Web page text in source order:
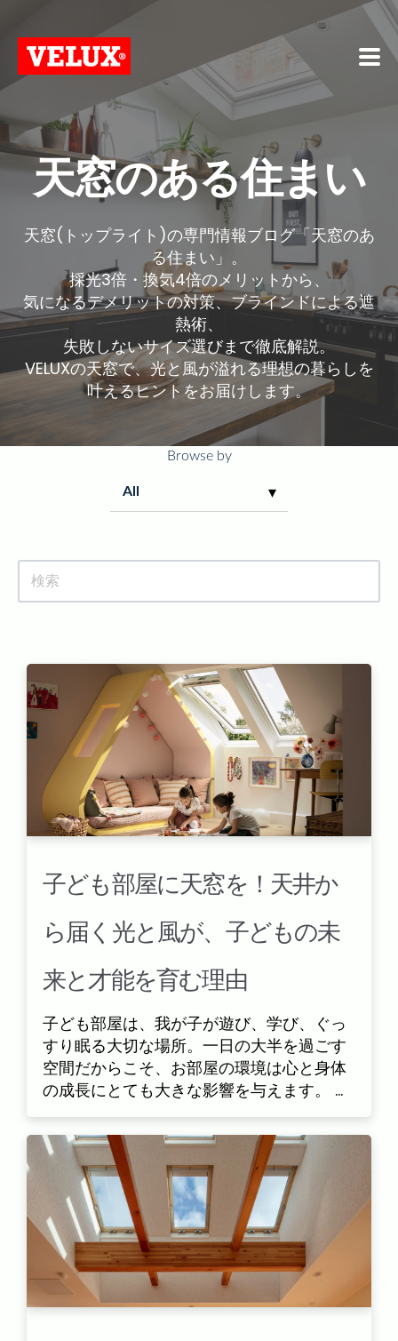
天窓のある住まい
天窓(トップライト)の専門情報ブログ「天窓のあ
る住まい」。
採光3倍・換気4倍のメリットから、
気になるデメリットの対策、ブラインドによる遮
熱術、
失敗しないサイズ選びまで徹底解説。
VELUXの天窓で、光と風が溢れる理想の暮らしを
叶えるヒントをお届けします。
Browse by
子ども部屋に天窓を！天井か
ら届く光と風が、子どもの未
来と才能を育む理由
子ども部屋は、我が子が遊び、学び、ぐっ
すり眠る大切な場所。一日の大半を過ごす
空間だからこそ、お部屋の環境は心と身体
の成長にとても大きな影響を与えます。 ...